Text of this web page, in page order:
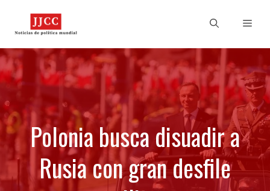
Polonia busca disuadir a
Rusia con gran desfile